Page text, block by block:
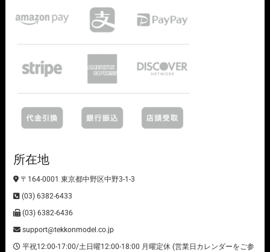
所在地
〒164-0001 東京都中野区中野3-1-3
(03) 6382-6433
(03) 6382-6436
support@tekkonmodel.co.jp
平祝12:00-17:00/土日曜12:00-18:00 月曜定休 (営業日カレンダーをご参